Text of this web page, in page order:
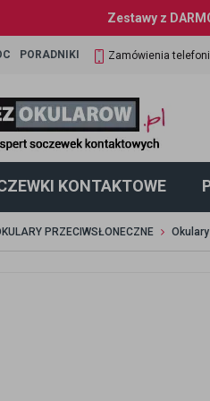
Zestawy z
PORADNIKI Zamówienia
KONTAKTOWE
PRZECIWSŁONECZNE